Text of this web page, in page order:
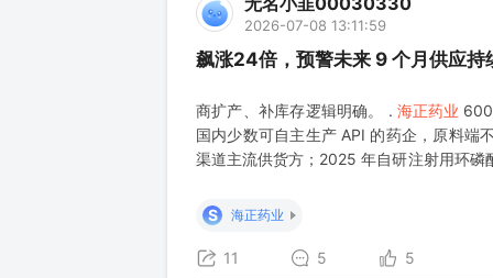
2026-07-08 13:11:59
飙涨24倍，预警未来 9 个月供应持
商扩产、补库存逻辑明确。 . 海正药业
国内少数可自主生产 API 的药企，原料端
渠道主流供货方；2025 年自研注射用环
海正药业上下游双重受益
S 海正药业
11 5 5